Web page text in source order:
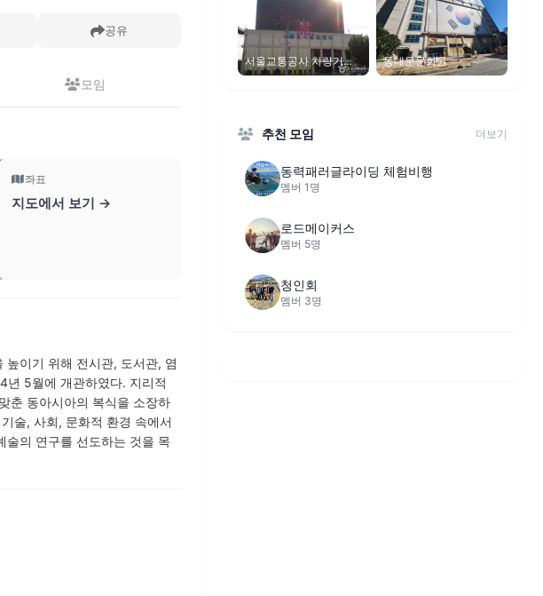
공유
모임
좌표
지도에서 보기 →
이기 위해 전시관, 도서관, 염
년 5월에 개관하였다. 지리적
춘 동아시아의 복식을 소장하
술, 사회, 문화적 환경 속에서
술의 연구를 선도하는 것을 목
서울교통공사 차량기지
(신정, 수서, 천왕기지)
동대문문화원
추천 모임 더보기
동력패러글라이딩 체험비행
멤버 1명
로드메이커스
멤버 5명
청인회
멤버 3명